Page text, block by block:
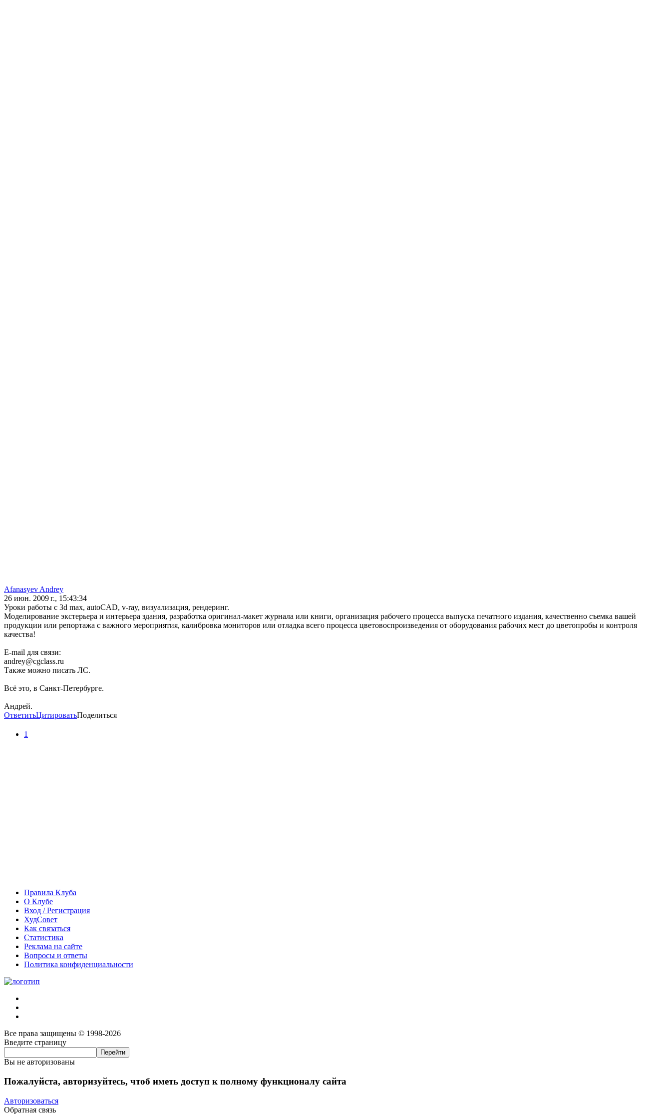
Afanasyev Andrey
26 июн. 2009 г., 15:43:34
Уроки работы с 3d max, autoCAD, v-ray, визуализация, рендеринг.
Моделирование экстерьера и интерьера здания, разработка оригинал-макет журнала или книги, организация рабочего процесса выпуска печатного издания, качественно съемка вашей
продукции или репортажа с важного мероприятия, калибровка мониторов или отладка всего процесса цветовоспроизведения от оборудования рабочих мест до цветопробы и контроля
качества!
E-mail для связи:
andrey@cgclass.ru
Также можно писать ЛС.
Всё это, в Санкт-Петербурге.
Андрей.
ОтветитьЦитироватьПоделиться
1
Правила Клуба
О Клубе
Вход / Регистрация
ХудСовет
Как связаться
Статистика
Реклама на сайте
Вопросы и ответы
Политика конфиденциальности
Все права защищены © 1998-2026
Введите страницу
Вы не авторизованы
Пожалуйста, авторизуйтесь, чтоб иметь доступ к полному функционалу сайта
Авторизоваться
Обратная связь